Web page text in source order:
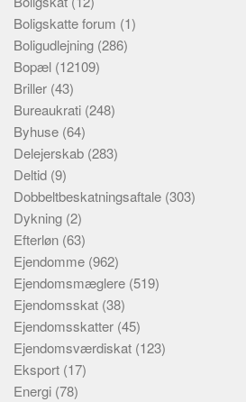
Boligskatte forum (1)
Boligudlejning (286)
Bopæl (12109)
Briller (43)
Bureaukrati (248)
Byhuse (64)
Delejerskab (283)
Deltid (9)
Dobbeltbeskatningsaftale (303)
Dykning (2)
Efterløn (63)
Ejendomme (962)
Ejendomsmæglere (519)
Ejendomsskat (38)
Ejendomsskatter (45)
Ejendomsværdiskat (123)
Eksport (17)
Energi (78)